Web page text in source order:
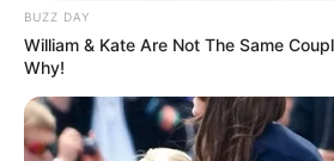
BUZZ DAY
William & Kate Are Not The Same
Why!